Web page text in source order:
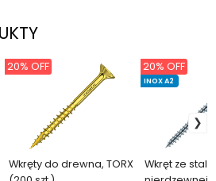
Wkręty do drewna, TORX
20% OFF
Wkręt ze stali
INOX A2
20% OFF